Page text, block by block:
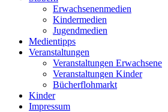
Erwachsenenmedien
Kindermedien
Jugendmedien
Medientipps
Veranstaltungen
Veranstaltungen Erwachsene
Veranstaltungen Kinder
Bücherflohmarkt
Kinder
Impressum